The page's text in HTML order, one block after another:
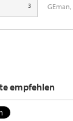
3 GEman,
empfehlen